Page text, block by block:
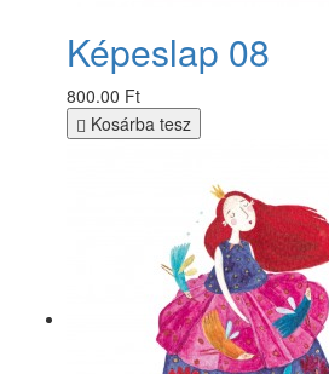
Képeslap 08
800.00 Ft
Kosárba tesz